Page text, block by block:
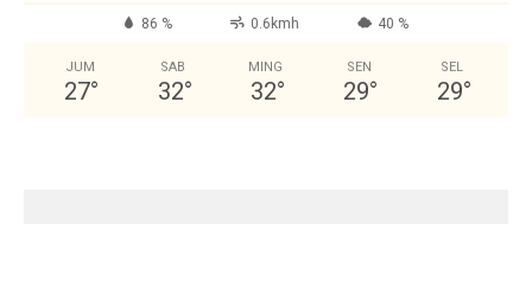
86 % 0.6kmh 40 %
JUM
27°
SAB
32°
MING
32°
SEN
29°
SEL
29°